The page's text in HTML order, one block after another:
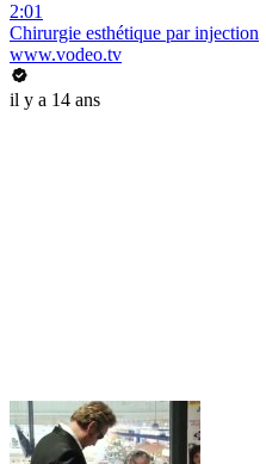
2:01
Chirurgie esthétique par injection
www.vodeo.tv
il y a 14 ans